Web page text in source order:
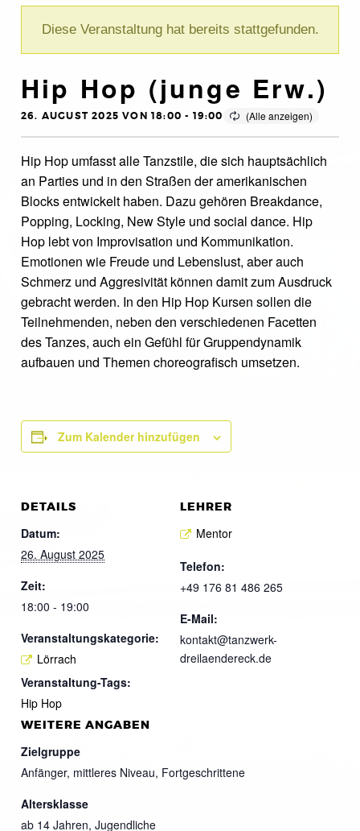
Diese Veranstaltung hat bereits stattgefunden.
Hip Hop (junge Erw.)
26. AUGUST 2025 VON 18:00 - 19:00
Hip Hop umfasst alle Tanzstile, die sich hauptsächlich
an Parties und in den Straßen der amerikanischen
Blocks entwickelt haben. Dazu gehören Breakdance,
Popping, Locking, New Style und social dance. Hip
Hop lebt von Improvisation und Kommunikation.
Emotionen wie Freude und Lebenslust, aber auch
Schmerz und Aggresivität können damit zum Ausdruck
gebracht werden. In den Hip Hop Kursen sollen die
Teilnehmenden, neben den verschiedenen Facetten
des Tanzes, auch ein Gefühl für Gruppendynamik
aufbauen und Themen choreografisch umsetzen.
Zum Kalender hinzufügen
DETAILS
Datum:
26. August 2025
Zeit:
18:00 - 19:00
Veranstaltungskategorie:
Lörrach
Veranstaltung-Tags:
Hip Hop
LEHRER
Mentor
Telefon:
+49 176 81 486 265
E-Mail:
kontakt@tanzwerk-
dreilaendereck.de
WEITERE ANGABEN
Zielgruppe
Anfänger, mittleres Niveau, Fortgeschrittene
Altersklasse
ab 14 Jahren, Jugendliche